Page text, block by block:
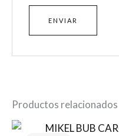
Productos relacionados
El